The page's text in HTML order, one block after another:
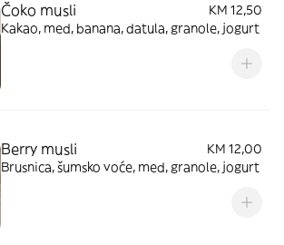
Čoko musli
KM 12,50
Kakao, med, banana, datula, granole, jogurt
Berry musli
KM 12,00
Brusnica, šumsko voće, med, granole, jogurt